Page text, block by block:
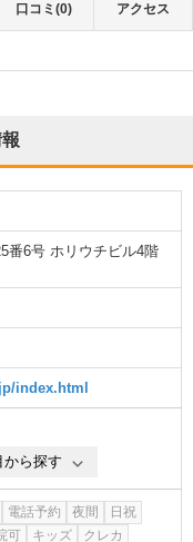
口コミ(0) アクセス
番6号 ホリウチビル4階
index.html
ら探す
電話予約 夜間
日祝
可 キッズ
クレカ